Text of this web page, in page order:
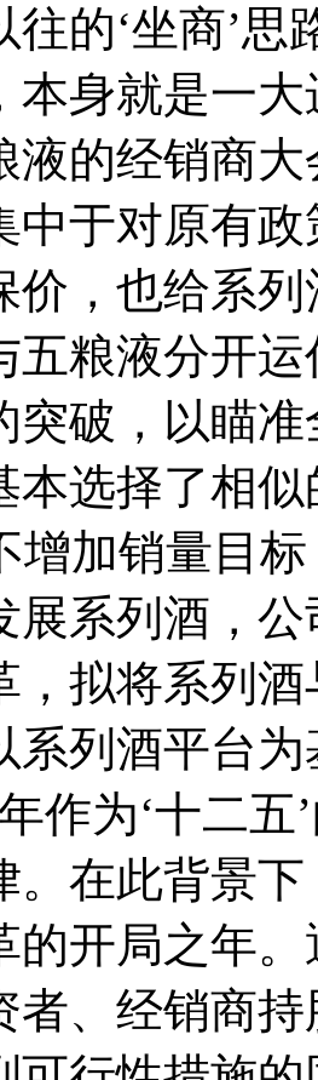
往的‘坐商’
本身就是一
液的经销商
中于对原有
价，也给系
五粮液分开
突破，以瞄
本选择了相
增加销量目
展系列酒，
，拟将系列
系列酒平台
作为‘十二
。在此背景
的开局之年
者、经销商